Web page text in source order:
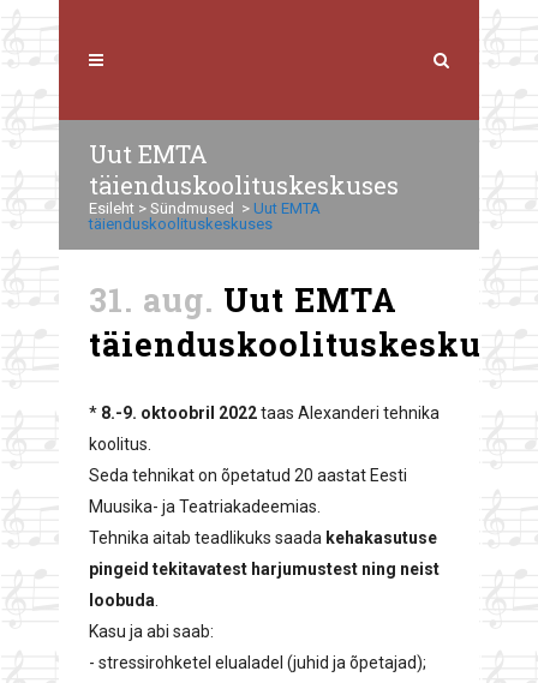
Uut EMTA
täienduskoolituskeskuses
Esileht > Sündmused > Uut EMTA
täienduskoolituskeskuses
31. aug. Uut EMTA
täienduskoolituskeskuses
* 8.-9. oktoobril 2022taas Alexanderi tehnika
koolitus.
Seda tehnikat on õpetatud 20 aastat Eesti
Muusika- ja Teatriakadeemias.
Tehnika aitab teadlikuks saada kehakasutuse
pingeid tekitavatest harjumustest ning neist
loobuda
Kasu ja abi saab:
- stressirohketel elualadel (juhid ja õpetajad);